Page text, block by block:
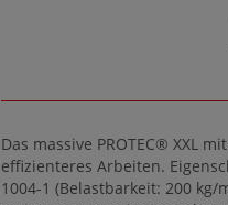
Das massive PROTEC® XXL
effizienteres Arbeiten.
1004-1 (Belastbarkeit: 200 kg/